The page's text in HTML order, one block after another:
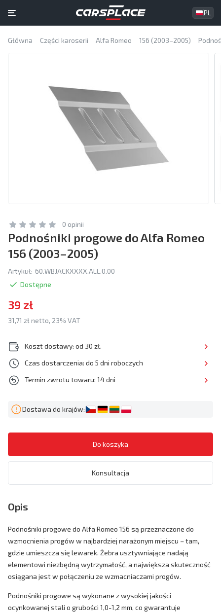
PL
Główna Części karoserii Alfa Romeo 156 (2003–2005)
0 opinii
Podnośniki progowe do Alfa Romeo
156 (2003–2005)
Artykuł: 60.WBJACKXXXX.ALL.0.00
Dostępne
39 zł
31,71 zł netto, 23% VAT
Koszt dostawy: od 30 zł.
Czas dostarczenia: do 5 dni roboczych
Termin zwrotu towaru: 14 dni
Dostawa do krajów:
Konsultacja
Opis
Podnośniki progowe do Alfa Romeo 156 są przeznaczone do
wzmocnienia progów w najbardziej narażonym miejscu – tam,
gdzie umieszcza się lewarek. Żebra usztywniające nadają
elementowi niezbędną wytrzymałość, a największa skuteczność
osiągana jest w połączeniu ze wzmacniaczami progów.
Podnośniki progowe są wykonane z wysokiej jakości
ocynkowanej stali o grubości 1,0-1,2 mm, co gwarantuje